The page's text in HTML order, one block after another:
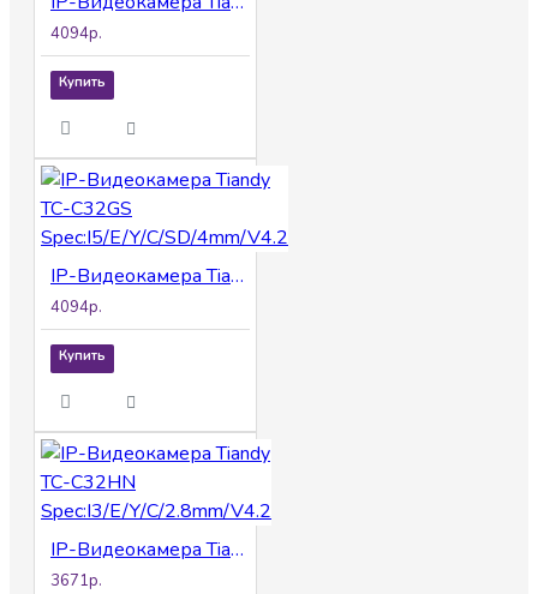
4094р.
Купить
IP-Видеокамера Tiandy TC-C32GS Spec:I5/E/Y/C/SD/4mm/V4.2
4094р.
Купить
IP-Видеокамера Tiandy TC-C32HN Spec:I3/E/Y/C/2.8mm/V4.2
3671р.